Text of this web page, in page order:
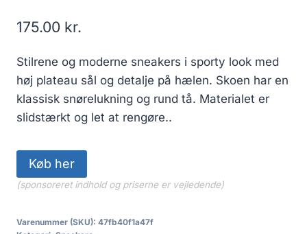
175.00 kr.
Stilrene og moderne sneakers i sporty look med
høj plateau sål og detalje på hælen. Skoen har en
klassisk snørelukning og rund tå. Materialet er
slidstærkt og let at rengøre..
Køb her
(sponsoreret indhold og priserne er vejledende)
Varenummer (SKU): 47fb40f1a47f